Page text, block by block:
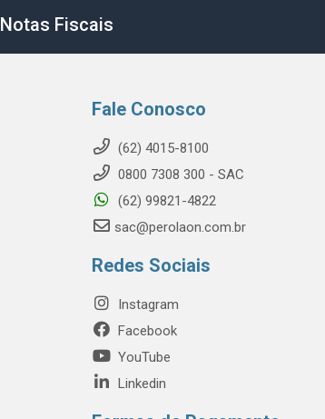
Notas Fiscais
Fale Conosco
(62) 4015-8100
0800 7308 300 - SAC
(62) 99821-4822
sac@perolaon.com.br
Redes Sociais
Instagram
Facebook
YouTube
Linkedin